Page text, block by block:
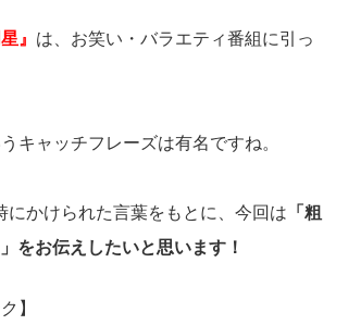
』 は、お笑い・バラエティ番組に引っ
キャッチフレーズは有名ですね。
かけられた言葉をもとに、今回は 「粗
をお伝えしたいと思います！
】